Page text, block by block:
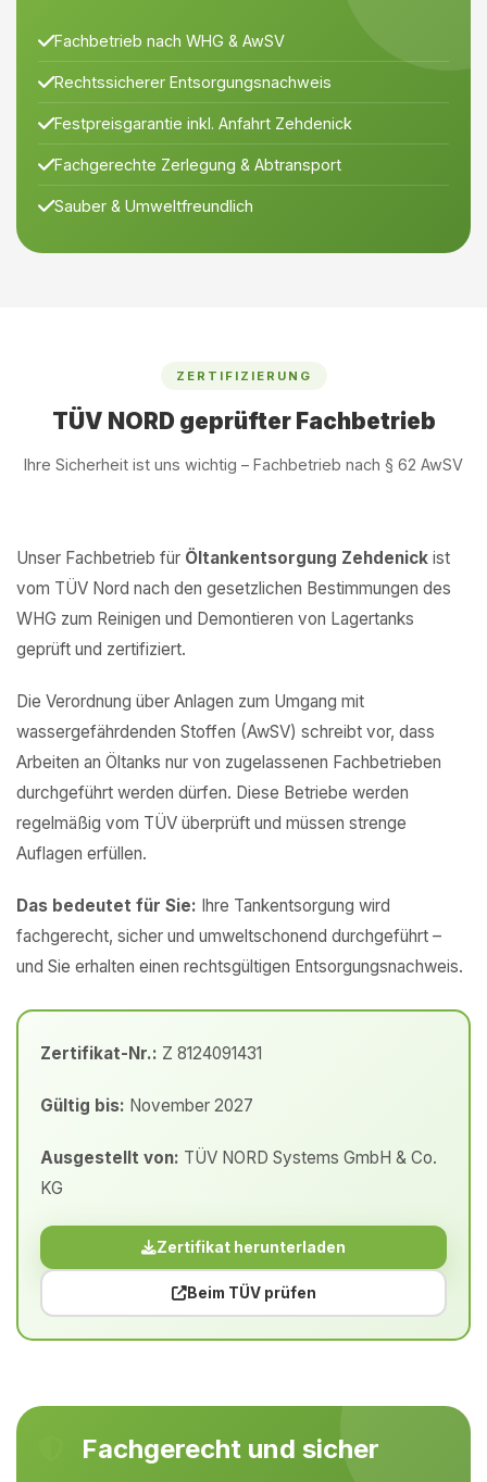
Fachbetrieb nach WHG & AwSV
Rechtssicherer Entsorgungsnachweis
Festpreisgarantie inkl. Anfahrt Zehdenick
Fachgerechte Zerlegung & Abtransport
Sauber & Umweltfreundlich
ZERTIFIZIERUNG
TÜV NORD geprüfter Fachbetrieb
Ihre Sicherheit ist uns wichtig – Fachbetrieb nach § 62 AwSV
Unser Fachbetrieb für Öltankentsorgung Zehdenick ist
vom TÜV Nord nach den gesetzlichen Bestimmungen des
WHG zum Reinigen und Demontieren von Lagertanks
geprüft und zertifiziert.
Die Verordnung über Anlagen zum Umgang mit
wassergefährdenden Stoffen (AwSV) schreibt vor, dass
Arbeiten an Öltanks nur von zugelassenen Fachbetrieben
durchgeführt werden dürfen. Diese Betriebe werden
regelmäßig vom TÜV überprüft und müssen strenge
Auflagen erfüllen.
Das bedeutet für Sie: Ihre Tankentsorgung wird
fachgerecht, sicher und umweltschonend durchgeführt –
und Sie erhalten einen rechtsgültigen Entsorgungsnachweis.
Zertifikat-Nr.: Z 8124091431
Gültig bis: November 2027
Ausgestellt von: TÜV NORD Systems GmbH & Co.
KG
Zertifikat herunterladen
Beim TÜV prüfen
Fachgerecht und sicher